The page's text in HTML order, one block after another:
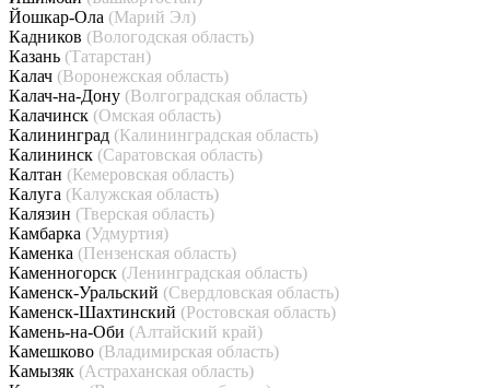
Йошкар-Ола (Марий Эл)
Кадников (Вологодская область)
Казань (Татарстан)
Калач (Воронежская область)
Калач-на-Дону (Волгоградская область)
Калачинск (Омская область)
Калининград (Калининградская область)
Калининск (Саратовская область)
Калтан (Кемеровская область)
Калуга (Калужская область)
Калязин (Тверская область)
Камбарка (Удмуртия)
Каменка (Пензенская область)
Каменногорск (Ленинградская область)
Каменск-Уральский (Свердловская область)
Каменск-Шахтинский (Ростовская область)
Камень-на-Оби (Алтайский край)
Камешково (Владимирская область)
Камызяк (Астраханская область)